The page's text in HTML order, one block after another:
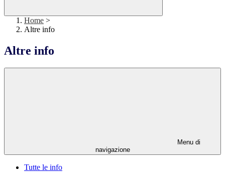
Home >
Altre info
Altre info
Menu di
navigazione
Tutte le info